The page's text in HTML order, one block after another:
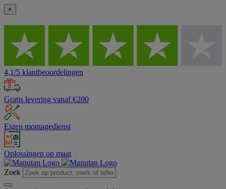
×
4,1/5 klantbeoordelingen
Gratis levering vanaf €200
Eigen montagedienst
Oplossingen op maat
Zoek